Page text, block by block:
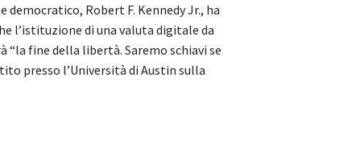
democratico, Robert F. Kennedy Jr., ha
l’istituzione di una valuta digitale da
fine della libertà. Saremo schiavi se
presso l’Università di Austin sulla